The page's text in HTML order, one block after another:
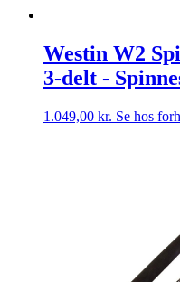
Westin W2
3-delt -
1.049,00 kr. Se hos